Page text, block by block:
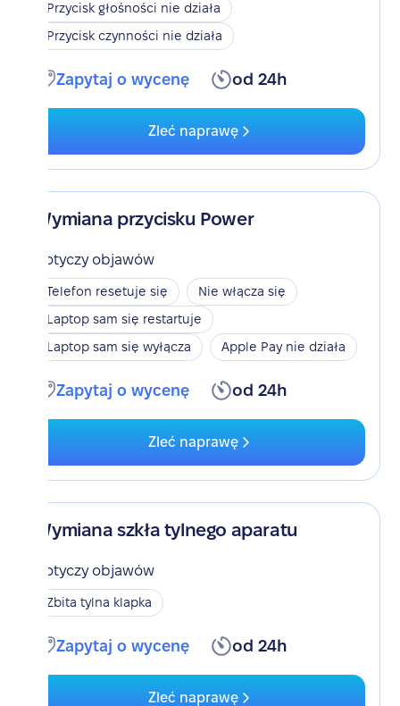
Przycisk głośności nie działa
Przycisk czynności nie działa
Zapytaj o wycenę od 24h
Zleć naprawę
Wymiana przycisku Power
Dotyczy objawów
Telefon resetuje się
Nie włącza się
Laptop sam się restartuje
Laptop sam się wyłącza
Apple Pay nie działa
Zapytaj o wycenę od 24h
Zleć naprawę
Wymiana szkła tylnego aparatu
Dotyczy objawów
Zbita tylna klapka
Zapytaj o wycenę od 24h
Zleć naprawę